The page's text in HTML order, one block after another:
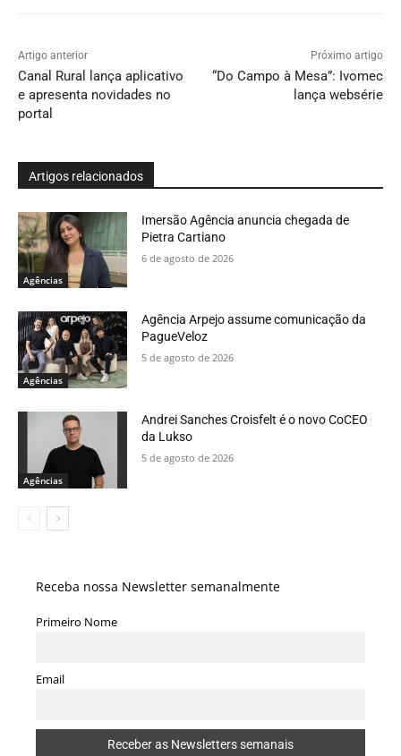
Artigo anterior
Canal Rural lança aplicativo
e apresenta novidades no
portal
Próximo artigo
“Do Campo à Mesa”: Ivomec
lança websérie
Artigos relacionados
Agências
Imersão Agência anuncia chegada de
Pietra Cartiano
6 de agosto de 2026
Agências
Agência Arpejo assume comunicação da
PagueVeloz
5 de agosto de 2026
Agências
Andrei Sanches Croisfelt é o novo CoCEO
da Lukso
5 de agosto de 2026
Receba nossa Newsletter semanalmente
Primeiro Nome
Email